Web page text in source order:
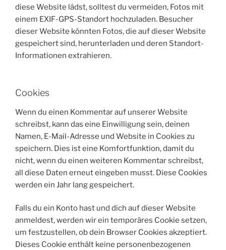
diese Website lädst, solltest du vermeiden, Fotos mit
einem EXIF-GPS-Standort hochzuladen. Besucher
dieser Website könnten Fotos, die auf dieser Website
gespeichert sind, herunterladen und deren Standort-
Informationen extrahieren.
Cookies
Wenn du einen Kommentar auf unserer Website
schreibst, kann das eine Einwilligung sein, deinen
Namen, E-Mail-Adresse und Website in Cookies zu
speichern. Dies ist eine Komfortfunktion, damit du
nicht, wenn du einen weiteren Kommentar schreibst,
all diese Daten erneut eingeben musst. Diese Cookies
werden ein Jahr lang gespeichert.
Falls du ein Konto hast und dich auf dieser Website
anmeldest, werden wir ein temporäres Cookie setzen,
um festzustellen, ob dein Browser Cookies akzeptiert.
Dieses Cookie enthält keine personenbezogenen